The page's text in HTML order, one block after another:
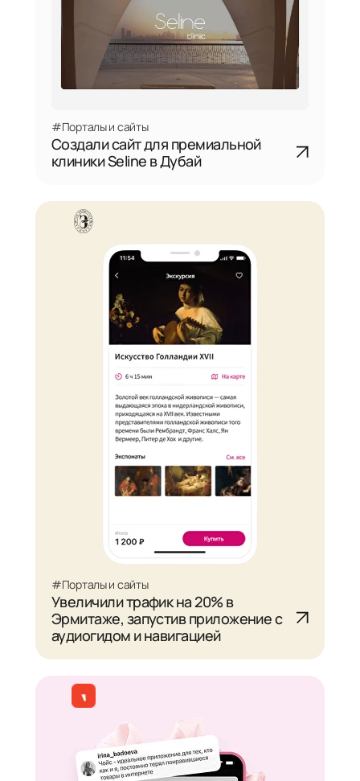
#Порталы и сайты
Создали сайт для премиальной
клиники Seline в Дубай
#Порталы и сайты
Увеличили трафик на 20% в
Эрмитаже, запустив приложение с
аудиогидом и навигацией